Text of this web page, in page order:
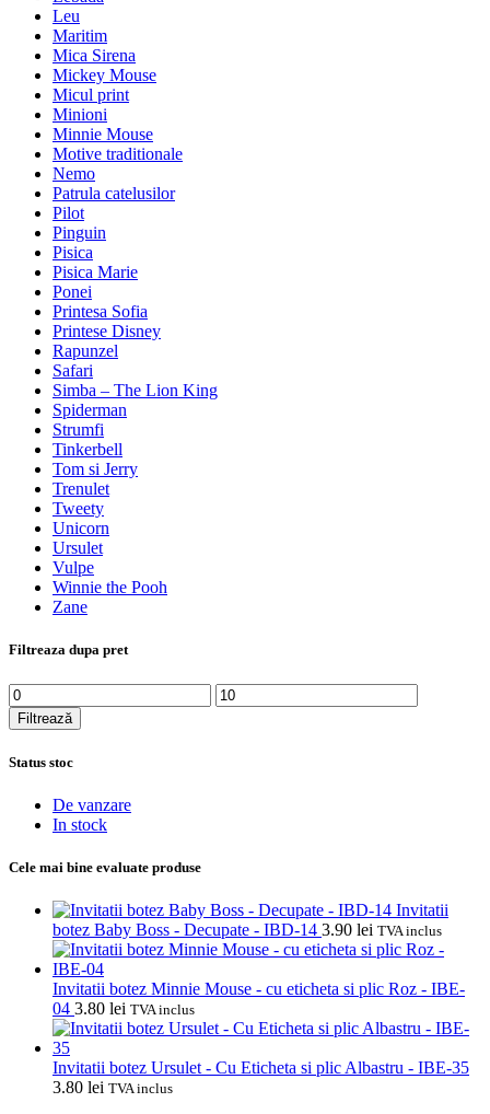
Leu
Maritim
Mica Sirena
Mickey Mouse
Micul print
Minioni
Minnie Mouse
Motive traditionale
Nemo
Patrula catelusilor
Pilot
Pinguin
Pisica
Pisica Marie
Ponei
Printesa Sofia
Printese Disney
Rapunzel
Safari
Simba – The Lion King
Spiderman
Strumfi
Tinkerbell
Tom si Jerry
Trenulet
Tweety
Unicorn
Ursulet
Vulpe
Winnie the Pooh
Zane
Filtreaza dupa pret
Preț
minim
Preț
maxim
Filtrează
Status stoc
De vanzare
In stock
Cele mai bine evaluate produse
Invitatii
botez Baby Boss - Decupate - IBD-14 3.90 lei TVA inclus
Invitatii botez Minnie Mouse - cu eticheta si plic Roz - IBE-
04 3.80 lei TVA inclus
Invitatii botez Ursulet - Cu Eticheta si plic Albastru - IBE-35
3.80 lei TVA inclus